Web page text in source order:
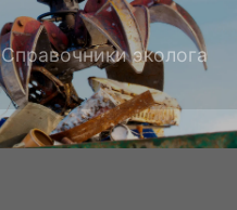
Справочники эколога